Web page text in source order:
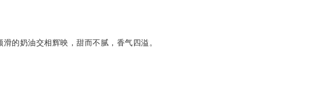
的奶油交相辉映，甜而不腻，香气四溢。